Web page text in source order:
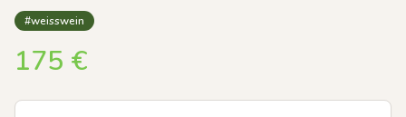
#weisswein
175 €